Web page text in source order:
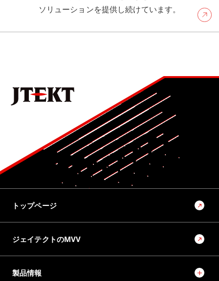
ソリューションを提供し続けています。
トップページ
ジェイテクトのMVV
製品情報